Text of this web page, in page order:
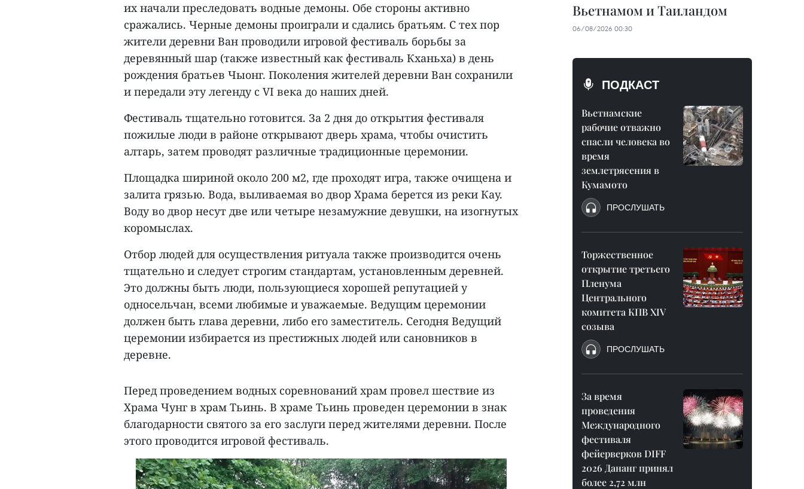
их начали преследовать водные демоны. Обе стороны активно
сражались. Черные демоны проиграли и сдались братьям. С тех пор
жители деревни Ван проводили игровой фестиваль борьбы за
деревянный шар (также известный как фестиваль Кханьха) в день
рождения братьев Чыонг. Поколения жителей деревни Ван сохранили
и передали эту легенду с VI века до наших дней.
Фестиваль тщательно готовится. За 2 дня до открытия фестиваля
пожилые люди в районе открывают дверь храма, чтобы очистить
алтарь, затем проводят различные традиционные церемонии.
Площадка шириной около 200 м2, где проходят игра, также очищена и
залита грязью. Вода, выливаемая во двор Храма берется из реки Кау.
Воду во двор несут две или четыре незамужние девушки, на изогнутых
коромыслах.
Отбор людей для осуществления ритуала также производится очень
тщательно и следует строгим стандартам, установленным деревней.
Это должны быть люди, пользующиеся хорошей репутацией у
односельчан, всеми любимые и уважаемые. Ведущим церемонии
должен быть глава деревни, либо его заместитель. Сегодня Ведущий
церемонии избирается из престижных людей или сановников в
деревне.
Перед проведением водных соревнований храм провел шествие из
Храма Чунг в храм Тьинь. В храме Тьинь проведен церемонии в знак
благодарности святого за его заслуги перед жителями деревни. После
этого проводится игровой фестиваль.
Вьетнамом и Таиландом
06/08/2026 00:30
ПОДКАСТ
Вьетнамские
рабочие отважно
спасли человека во
время
землетрясения в
Кумамото
ПРОСЛУШАТЬ
Торжественное
открытие третьего
Пленума
Центрального
комитета КПВ XIV
созыва
ПРОСЛУШАТЬ
За время
проведения
Международного
фестиваля
фейерверков DIFF
2026 Дананг принял
более 2,72 млн